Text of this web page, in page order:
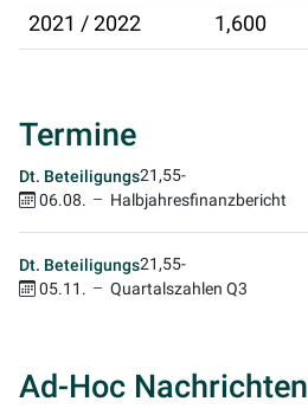
2021 / 2022 1,600
Termine
Dt. Beteiligungs21,55-
06.08.
Halbjahresfinanzbericht
Dt. Beteiligungs21,55-
05.11.
Quartalszahlen Q3
Ad-Hoc Nachrichten